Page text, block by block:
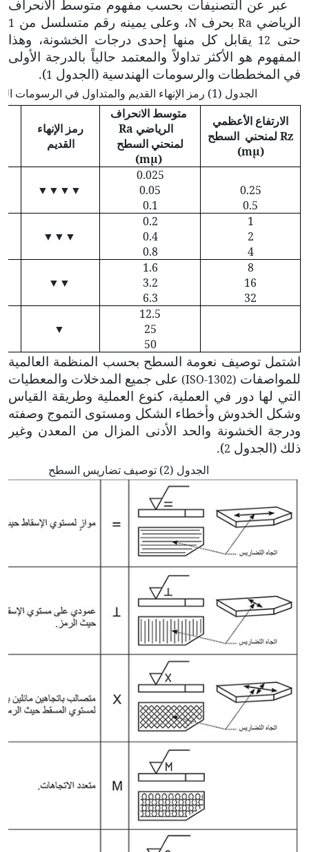
عبر عن التصنيفات بحسب مفهوم متوسط الانحراف
الرياضي Ra بحرف N، وعلى يمينه رقم متسلسل من 1
حتى 12 يقابل كل منها إحدى درجات الخشونة، وهذا
المفهوم هو الأكثر تداولاً والمعتمد حالياً بالدرجة الأولى
في المخططات والرسومات الهندسية (الجدول 1
).
الجدول (1) رمز الإنهاء القديم والمتداول في الرسومات الهندسية.
الارتفاع الأعظمي
Rz لمنحني السطح
(mµ)
متوسط الانحراف
الرياضي Ra
لمنحني السطح
(mµ)
رمز الإنهاء
القديم
0.25
0.5
0.025
0.05
0.1
▼▼▼▼
1
2
4
0.2
0.4
0.8
▼▼▼
8
16
32
1.6
3.2
6.3
▼▼
12.5
25
50
▼
اشتمل توصيف نعومة السطح بحسب المنظمة العالمية
للمواصفات )
ISO-1302
( على جميع المدخلات والمعطيات
التي لها دور في العملية، كنوع العملية وطريقة القياس
وشكل الخدوش وأخطاء الشكل ومستوى التموج وصفته
ودرجة الخشونة والحد الأدنى المزال من المعدن وغير
ذلك (الجدول 2
).
الجدول (2) توصيف تضاريس السطح